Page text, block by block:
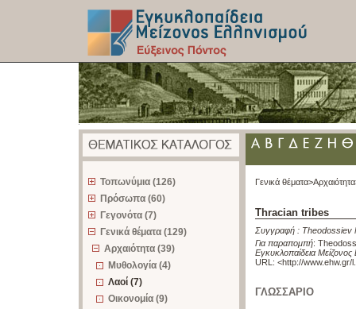
Τοπωνύμια (126)
Πρόσωπα (60)
Γεγονότα (7)
Γενικά θέματα (129)
Αρχαιότητα (39)
Μυθολογία (4)
Λαοί (7)
Οικονομία (9)
Γενικά θέματα>
Thracian tribes
Συγγραφή : Theodossiev
Για παραπομπή:
Εγκυκλοπαίδεια
URL: <http://www.ehw.gr/
ΓΛΩΣΣΑΡΙΟ